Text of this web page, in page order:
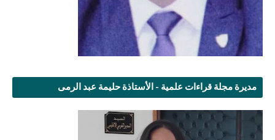
مديرة مجلة قراءات علمية - الأستاذة حليمة عبد الرمى